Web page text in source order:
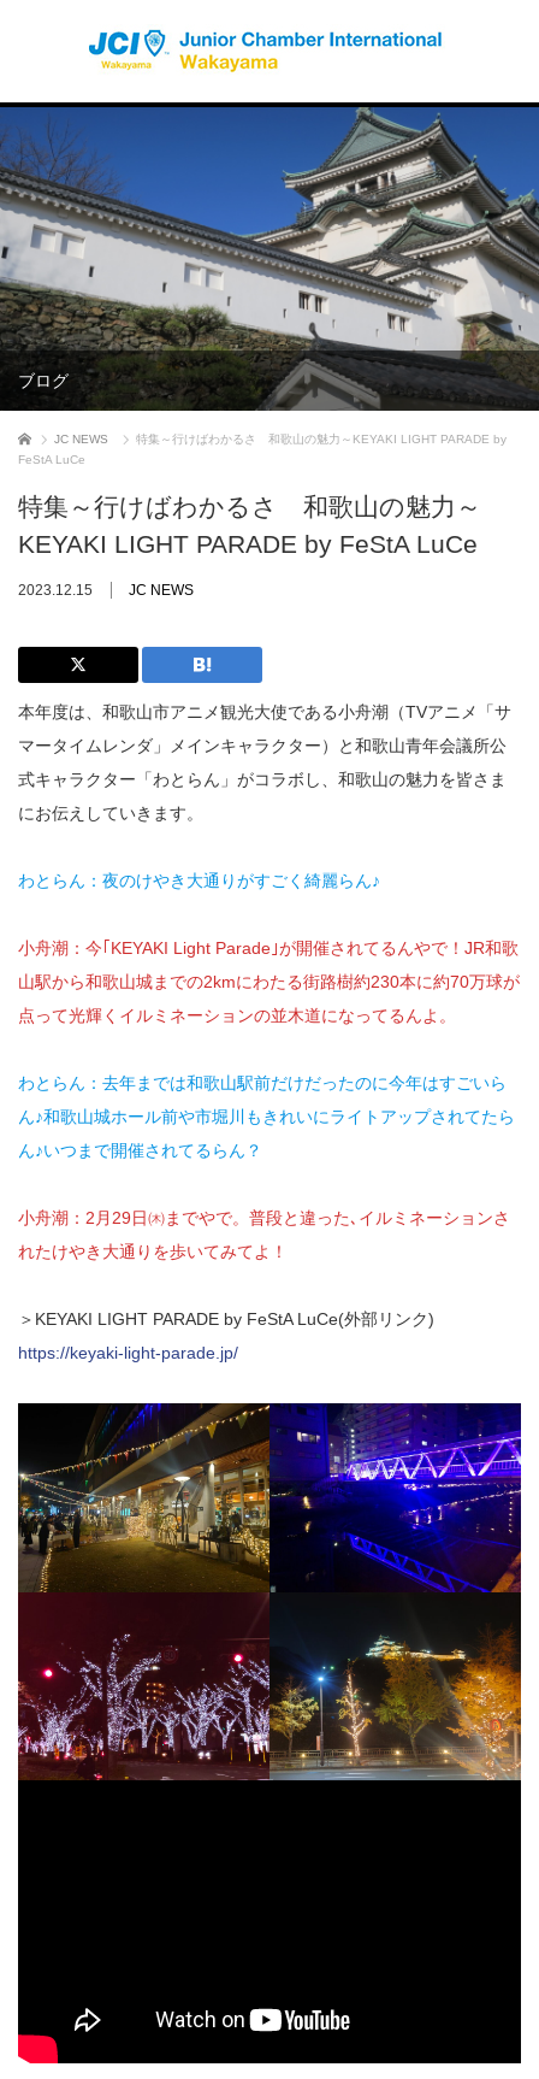
ブログ
ホーム JC NEWS
特集～行けばわかるさ 和歌山の魅力～KEYAKI LIGHT PARADE by
FeStA LuCe
特集～行けばわかるさ 和歌山の魅力～
KEYAKI LIGHT PARADE by FeStA LuCe
2023.12.15 JC NEWS
本年度は、和歌山市アニメ観光大使である小舟潮（TVアニメ「サ
マータイムレンダ」メインキャラクター）と和歌山青年会議所公
式キャラクター「わとらん」がコラボし、和歌山の魅力を皆さま
にお伝えしていきます。
わとらん：夜のけやき大通りがすごく綺麗らん♪
小舟潮：今｢KEYAKI Light Parade｣が開催されてるんやで！JR和歌
山駅から和歌山城までの2kmにわたる街路樹約230本に約70万球が
点って光輝くイルミネーションの並木道になってるんよ。
わとらん：去年までは和歌山駅前だけだったのに今年はすごいら
ん♪和歌山城ホール前や市堀川もきれいにライトアップされてたら
ん♪いつまで開催されてるらん？
小舟潮：2月29日㈭までやで。普段と違った､イルミネーションさ
れたけやき大通りを歩いてみてよ！
＞KEYAKI LIGHT PARADE by FeStA LuCe(外部リンク)
https://keyaki-light-parade.jp/